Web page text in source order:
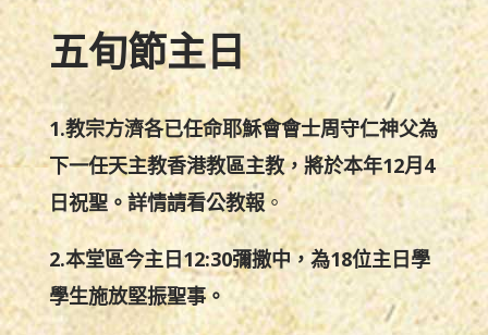
五旬節主日
1.教宗方濟各已任命耶穌會會士周守仁神父為
下一任天主教香港教區主教，將於本年12月4
日祝聖。詳情請看公教報。
2.本堂區今主日12:30彌撒中，為18位主日學
學生施放堅振聖事。